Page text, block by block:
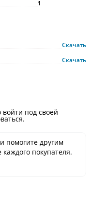
1
Скачать
Скачать
войти под своей
помогите другим
покупателя.